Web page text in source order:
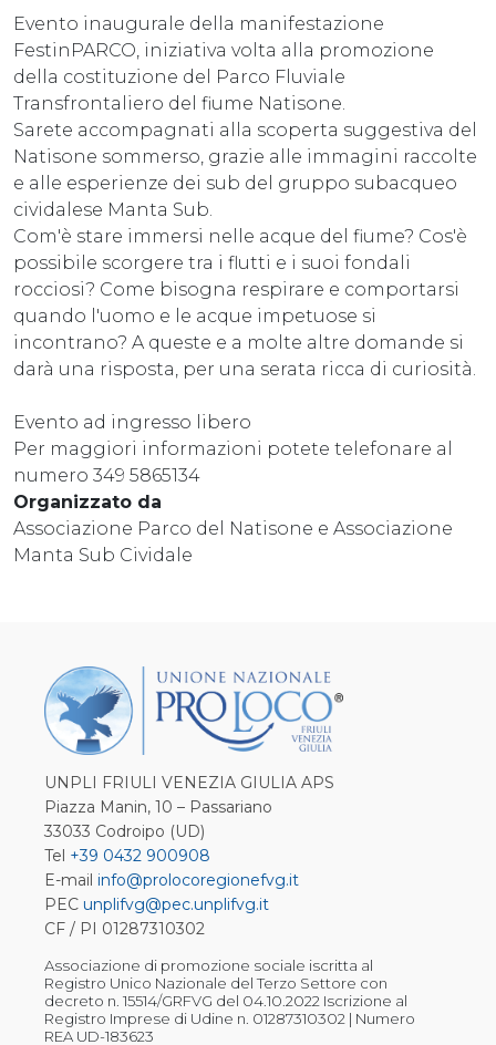
Evento inaugurale della manifestazione
FestinPARCO, iniziativa volta alla promozione
della costituzione del Parco Fluviale
Transfrontaliero del fiume Natisone.
Sarete accompagnati alla scoperta suggestiva del
Natisone sommerso, grazie alle immagini raccolte
e alle esperienze dei sub del gruppo subacqueo
cividalese Manta Sub.
Com'è stare immersi nelle acque del fiume? Cos'è
possibile scorgere tra i flutti e i suoi fondali
rocciosi? Come bisogna respirare e comportarsi
quando l'uomo e le acque impetuose si
incontrano? A queste e a molte altre domande si
darà una risposta, per una serata ricca di curiosità.
Evento ad ingresso libero
Per maggiori informazioni potete telefonare al
numero 349 5865134
Organizzato da
Associazione Parco del Natisone e Associazione
Manta Sub Cividale
UNPLI FRIULI VENEZIA GIULIA APS
Piazza Manin, 10 – Passariano
33033 Codroipo (UD)
Tel +39 0432 900908
E-mail info@prolocoregionefvg.it
PEC unplifvg@pec.unplifvg.it
CF / PI 01287310302
Associazione di promozione sociale iscritta al
Registro Unico Nazionale del Terzo Settore con
decreto n. 15514/GRFVG del 04.10.2022 Iscrizione al
Registro Imprese di Udine n. 01287310302 | Numero
REA UD-183623